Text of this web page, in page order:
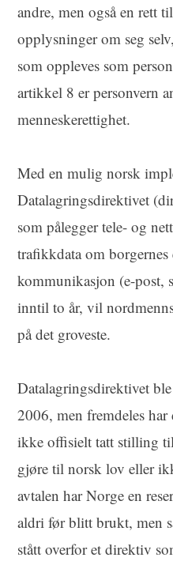
andre, men også en rett
opplysninger om seg
som oppleves som
artikkel 8 er personvern
menneskerettighet.
Med en mulig norsk
Datalagringsdirektivet
som pålegger tele- og
trafikkdata om
kommunikasjon (e-post,
inntil to år, vil
på det groveste.
Datalagringsdirektivet
2006, men fremdeles
ikke offisielt tatt stilling
gjøre til norsk lov eller
avtalen har Norge en
aldri før blitt brukt, men
stått overfor et direktiv